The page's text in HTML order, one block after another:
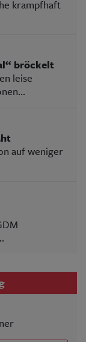
krampfhaft
bröckelt
leise
auf weniger